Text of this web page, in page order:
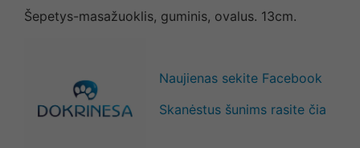
Šepetys-masažuoklis, guminis, ovalus. 13cm.
Naujienas sekite Facebook
Skanėstus šunims rasite čia